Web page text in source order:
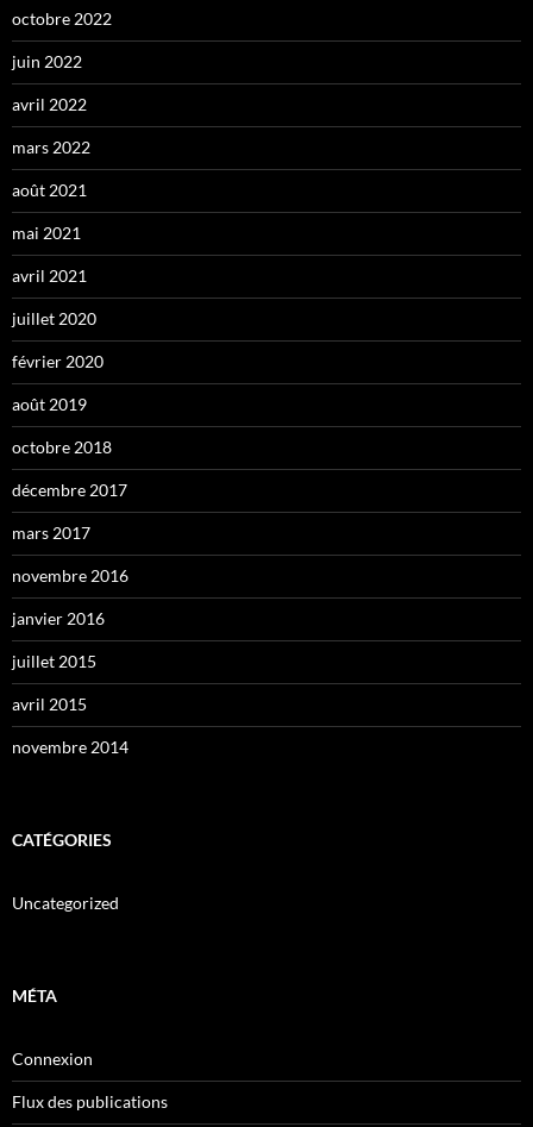
octobre 2022
juin 2022
avril 2022
mars 2022
août 2021
mai 2021
avril 2021
juillet 2020
février 2020
août 2019
octobre 2018
décembre 2017
mars 2017
novembre 2016
janvier 2016
juillet 2015
avril 2015
novembre 2014
CATÉGORIES
Uncategorized
MÉTA
Connexion
Flux des publications